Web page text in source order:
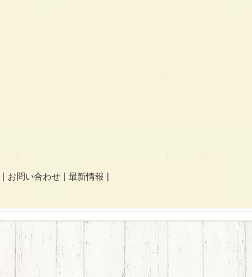
お問い合わせ 最新情報